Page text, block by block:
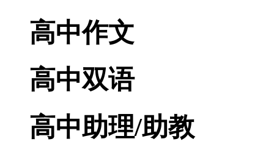
高中作文
高中双语
高中助理/助教